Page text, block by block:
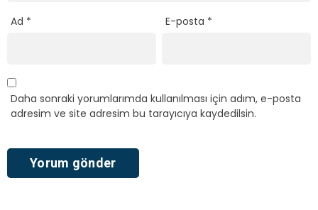
Ad * E-posta *
Daha sonraki yorumlarımda kullanılması için adım, e-posta
adresim ve site adresim bu tarayıcıya kaydedilsin.